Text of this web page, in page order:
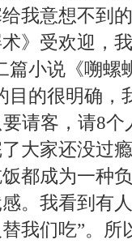
我意想不到
》受欢迎，
篇小说《嗍螺
目的很明确，
请客，请8
大家还没过
都成为一种
。我看到有
我们吃”。